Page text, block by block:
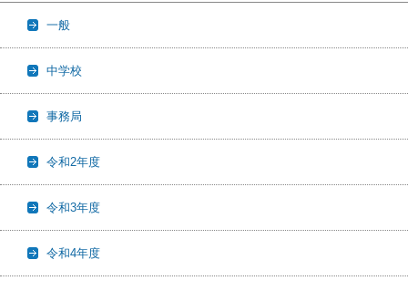
一般
中学校
事務局
令和2年度
令和3年度
令和4年度